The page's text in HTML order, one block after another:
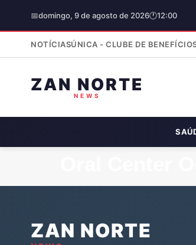
📅domingo, 9 de agosto de 2026🕐12:00
NOTÍCIASÚNICA - CLUBE DE
ZAN NORTE
NEWS
ZAN NORTE